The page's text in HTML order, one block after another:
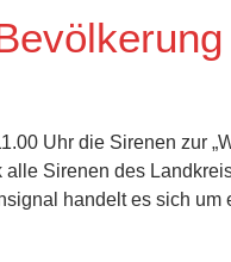
Uhr die Sirenen zur
Sirenen des
handelt es sich um